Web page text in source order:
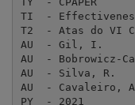
TI  -
T2  - Atas do VI
AU  - Gil, I.
AU  - Bobrowicz-
AU  - Silva, R.
AU  - Cavaleiro,
PY  - 2021